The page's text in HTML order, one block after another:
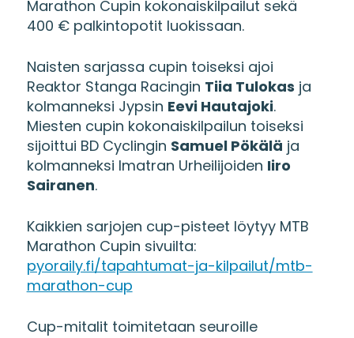
Marathon Cupin kokonaiskilpailut sekä
400 € palkintopotit luokissaan.
Naisten sarjassa cupin toiseksi ajoi
Reaktor Stanga Racingin Tiia Tulokas ja
kolmanneksi Jypsin Eevi Hautajoki.
Miesten cupin kokonaiskilpailun toiseksi
sijoittui BD Cyclingin Samuel Pökälä ja
kolmanneksi Imatran Urheilijoiden Iiro
Sairanen.
Kaikkien sarjojen cup-pisteet löytyy MTB
Marathon Cupin sivuilta:
pyoraily.fi/tapahtumat-ja-kilpailut/mtb-
marathon-cup
Cup-mitalit toimitetaan seuroille